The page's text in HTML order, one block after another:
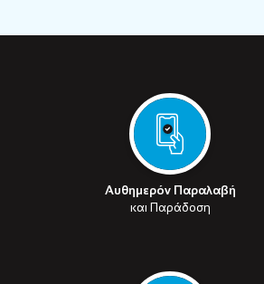
Αυθημερόν Παραλαβή
και Παράδοση